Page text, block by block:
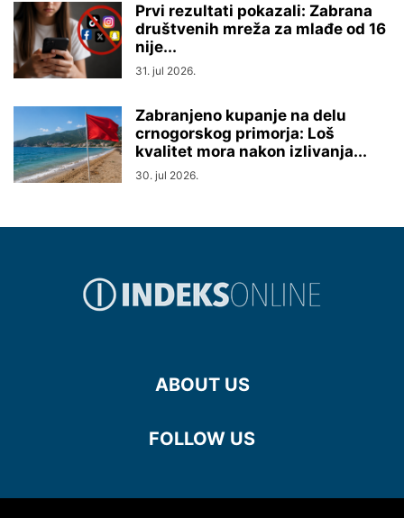
Prvi rezultati pokazali: Zabrana
društvenih mreža za mlađe od 16
nije...
31. jul 2026.
Zabranjeno kupanje na delu
crnogorskog primorja: Loš
kvalitet mora nakon izlivanja...
30. jul 2026.
ABOUT US
FOLLOW US